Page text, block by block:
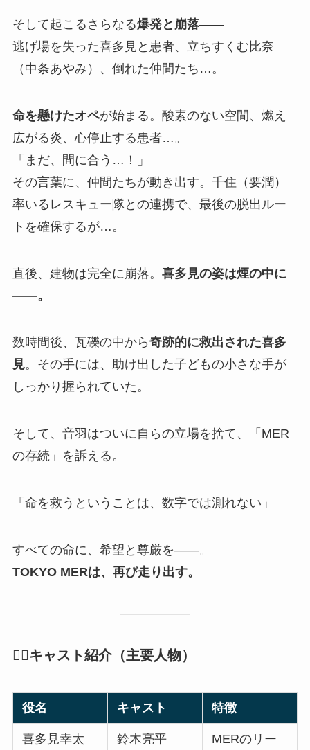
そして起こるさらなる爆発と崩落――
逃げ場を失った喜多見と患者、立ちすくむ比奈
（中条あやみ）、倒れた仲間たち…。
命を懸けたオペが始まる。酸素のない空間、燃え
広がる炎、心停止する患者…。
「まだ、間に合う…！」
その言葉に、仲間たちが動き出す。千住（要潤）
率いるレスキュー隊との連携で、最後の脱出ルー
トを確保するが…。
直後、建物は完全に崩落。 喜多見の姿は煙の中に
――。
数時間後、瓦礫の中から奇跡的に救出された喜多
見。その手には、助け出した子どもの小さな手が
しっかり握られていた。
そして、音羽はついに自らの立場を捨て、「MER
の存続」を訴える。
「命を救うということは、数字では測れない」
すべての命に、希望と尊厳を――。
TOKYO MERは、再び走り出す。
👨‍⚕️キャスト紹介（主要人物）
役名 キャスト 特徴
喜多見幸太 鈴木亮平
MERのリー